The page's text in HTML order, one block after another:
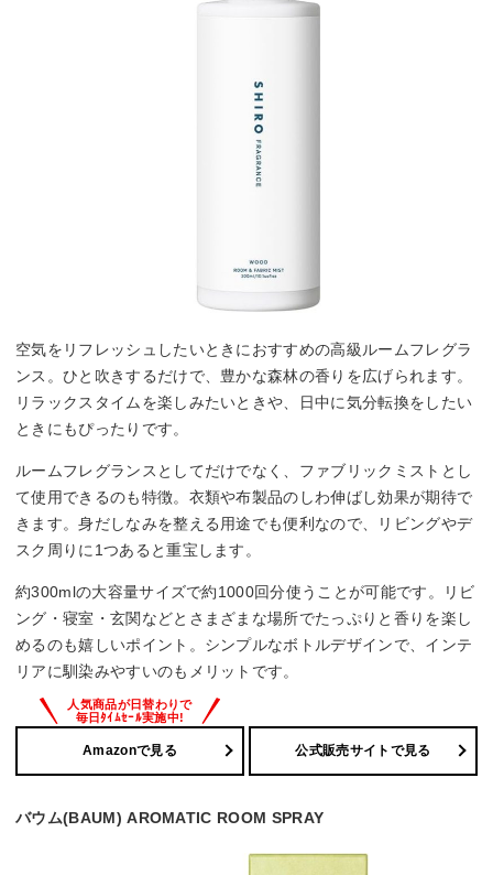
空気をリフレッシュしたいときにおすすめの高級ルームフレグラ
ンス。ひと吹きするだけで、豊かな森林の香りを広げられます。
リラックスタイムを楽しみたいときや、日中に気分転換をしたい
ときにもぴったりです。
ルームフレグランスとしてだけでなく、ファブリックミストとし
て使用できるのも特徴。衣類や布製品のしわ伸ばし効果が期待で
きます。身だしなみを整える用途でも便利なので、リビングやデ
スク周りに1つあると重宝します。
約300mlの大容量サイズで約1000回分使うことが可能です。リビ
ング・寝室・玄関などとさまざまな場所でたっぷりと香りを楽し
めるのも嬉しいポイント。シンプルなボトルデザインで、インテ
リアに馴染みやすいのもメリットです。
Amazonで見る 公式販売サイトで見る
バウム(BAUM) AROMATIC ROOM SPRAY